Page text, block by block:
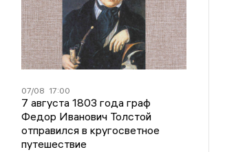
07/08 17:00
7 августа 1803 года граф
Федор Иванович Толстой
отправился в кругосветное
путешествие